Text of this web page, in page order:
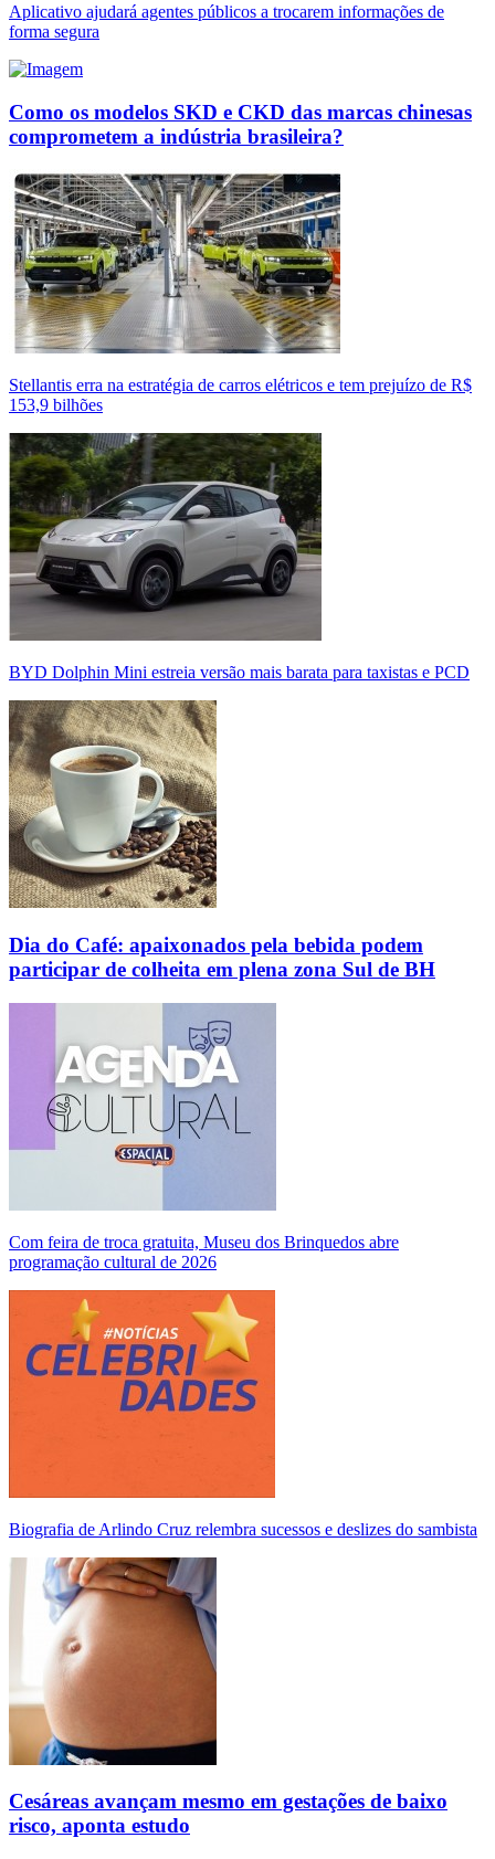
Aplicativo ajudará agentes públicos a trocarem informações de
forma segura
Como os modelos SKD e CKD das marcas chinesas
comprometem a indústria brasileira?
Stellantis erra na estratégia de carros elétricos e tem prejuízo de R$
153,9 bilhões
BYD Dolphin Mini estreia versão mais barata para taxistas e PCD
Dia do Café: apaixonados pela bebida podem
participar de colheita em plena zona Sul de BH
Com feira de troca gratuita, Museu dos Brinquedos abre
programação cultural de 2026
Biografia de Arlindo Cruz relembra sucessos e deslizes do sambista
Cesáreas avançam mesmo em gestações de baixo
risco, aponta estudo